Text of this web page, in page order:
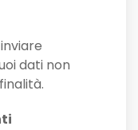
dati non